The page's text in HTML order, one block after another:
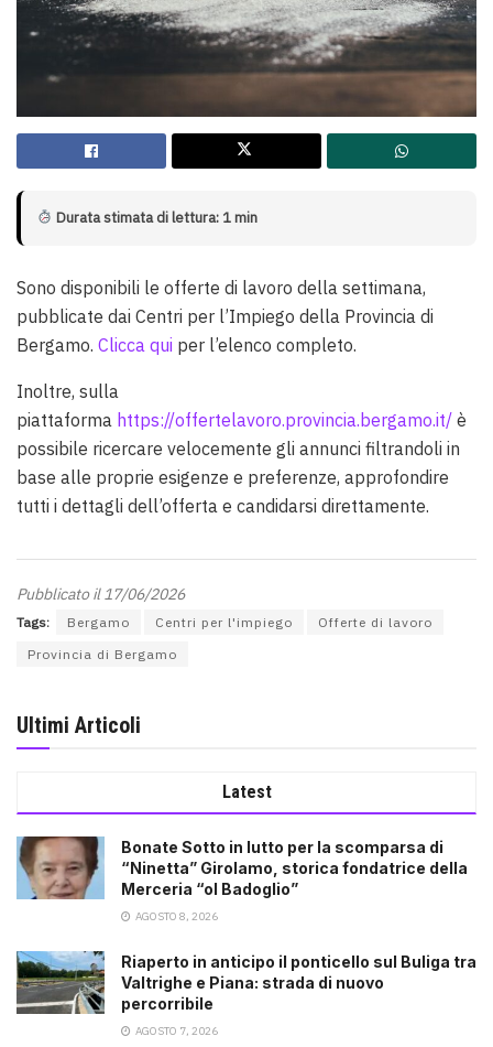
Durata stimata di lettura: 1 min
Sono disponibili le offerte di lavoro della settimana,
pubblicate dai Centri per l’Impiego della Provincia di
Bergamo. Clicca qui per l’elenco completo.
Inoltre, sulla
piattaforma https://offertelavoro.provincia.bergamo.it/ è
possibile ricercare velocemente gli annunci filtrandoli in
base alle proprie esigenze e preferenze, approfondire
tutti i dettagli dell’offerta e candidarsi direttamente.
Pubblicato il 17/06/2026
Tags: Bergamo Centri per l'impiego
Offerte di lavoro
Provincia di Bergamo
Ultimi Articoli
Latest
Bonate Sotto in lutto per la scomparsa di
“Ninetta” Girolamo, storica fondatrice della
Merceria “ol Badoglio”
AGOSTO 8, 2026
Riaperto in anticipo il ponticello sul Buliga tra
Valtrighe e Piana: strada di nuovo
percorribile
AGOSTO 7, 2026